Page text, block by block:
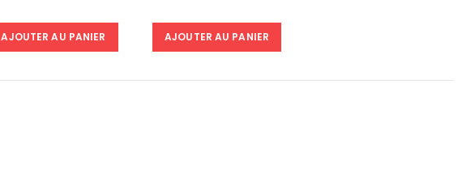
AJOUTER AU PANIER AJOUTER AU PANIER